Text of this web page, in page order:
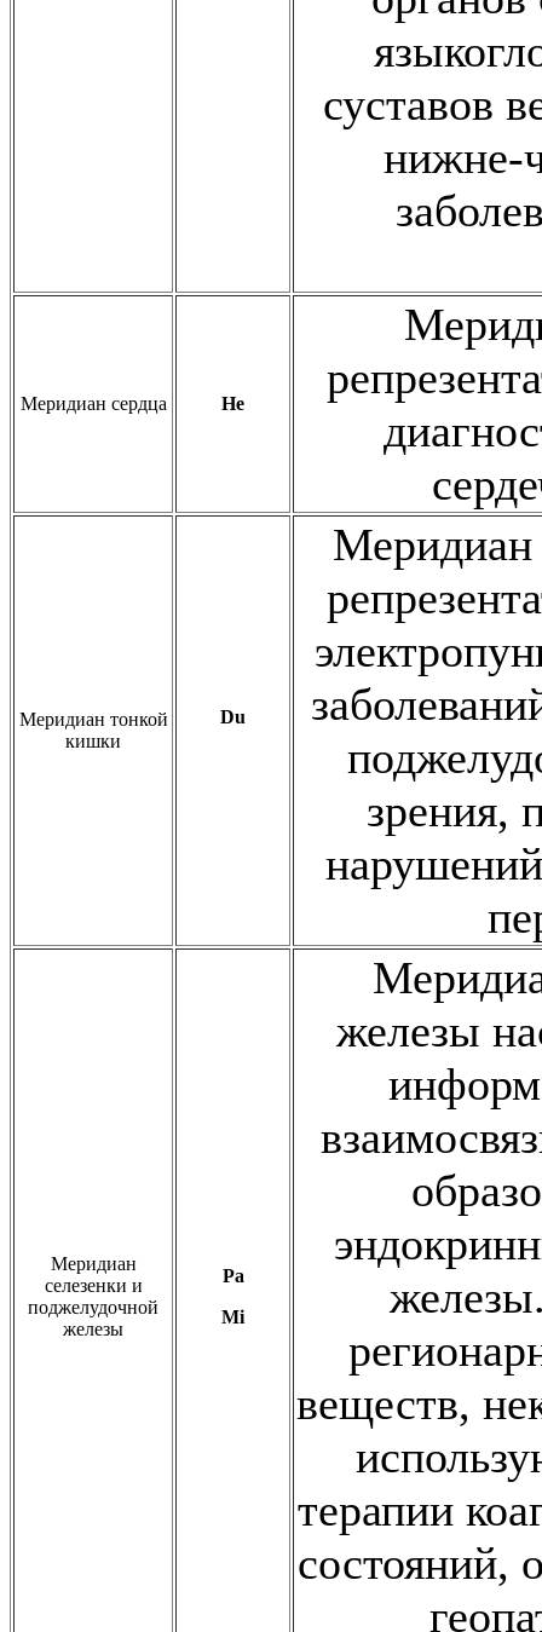
суставов
нижне-
Меридиан сердца He
Меридиан тонкой
кишки
Du
Меридиан
зрения,
Меридиан
селезенки и
поджелудочной
железы
Pa
Mi
железы
веществ,
терапии
состояний,